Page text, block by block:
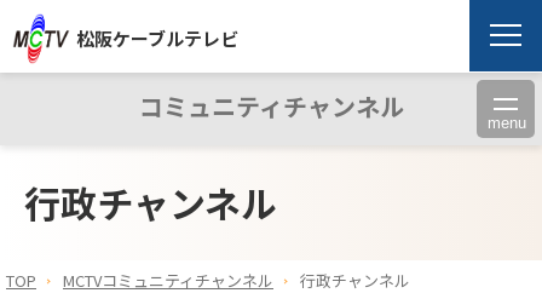
松阪ケーブルテレビ
コミュニティチャンネル menu
行政チャンネル
TOP MCTVコミュニティチャンネル 行政チャンネル